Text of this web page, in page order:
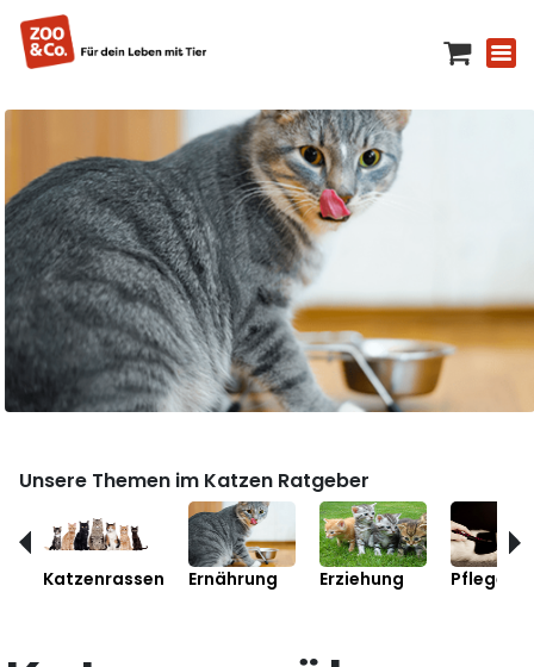
Unsere Themen im Katzen Ratgeber
Katzenrassen Ernährung Erziehung Pflege